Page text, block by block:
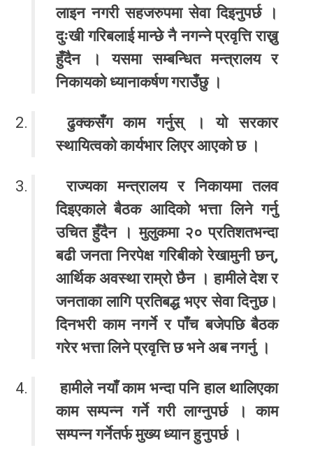
लाइन नगरी सहजरुपमा सेवा दिइनुपर्छ ।
दुःखी गरिबलाई मान्छे नै नगन्ने प्रवृत्ति राख्नु
हुँदैन । यसमा सम्बन्धित मन्त्रालय र
निकायको ध्यानाकर्षण गराउँछु ।
ढुक्कसँग काम गर्नुस् । यो सरकार
स्थायित्वको कार्यभार लिएर आएको छ ।
राज्यका मन्त्रालय र निकायमा तलव
दिइएकाले बैठक आदिको भत्ता लिने गर्नु
उचित हुँदैन । मुलुकमा २० प्रतिशतभन्दा
बढी जनता निरपेक्ष गरिबीको रेखामुनी छन्,
आर्थिक अवस्था राम्रो छैन । हामीले देश र
जनताका लागि प्रतिबद्ध भएर सेवा दिनुछ।
दिनभरी काम नगर्ने र पाँच बजेपछि बैठक
गरेर भत्ता लिने प्रवृत्ति छ भने अब नगर्नु ।
हामीले नयाँ काम भन्दा पनि हाल थालिएका
काम सम्पन्न गर्ने गरी लाग्नुपर्छ । काम
सम्पन्न गर्नेतर्फ मुख्य ध्यान हुनुपर्छ ।